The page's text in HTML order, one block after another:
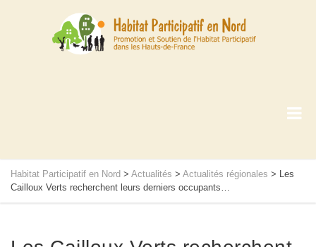
Habitat Participatif en Nord > Actualités > Actualités régionales > Les
Cailloux Verts recherchent leurs derniers occupants…